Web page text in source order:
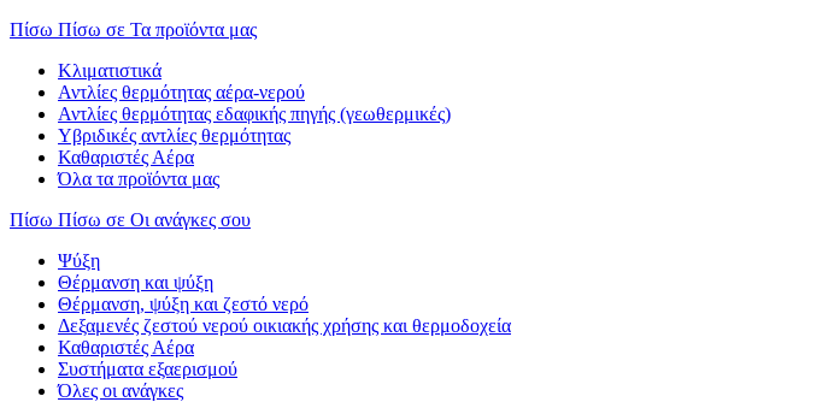
Πίσω Πίσω σε Τα προϊόντα μας
Κλιματιστικά
Αντλίες θερμότητας αέρα-νερού
Αντλίες θερμότητας εδαφικής πηγής (γεωθερμικές)
Υβριδικές αντλίες θερμότητας
Καθαριστές Αέρα
Όλα τα προϊόντα μας
Πίσω Πίσω σε Οι ανάγκες σου
Ψύξη
Θέρμανση και ψύξη
Θέρμανση, ψύξη και ζεστό νερό
Δεξαμενές ζεστού νερού οικιακής χρήσης και θερμοδοχεία
Καθαριστές Αέρα
Συστήματα εξαερισμού
Όλες οι ανάγκες